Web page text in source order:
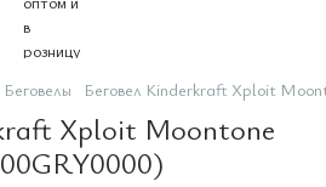
Беговелы Беговел Kinderkraft Xploit
Xploit Moontone